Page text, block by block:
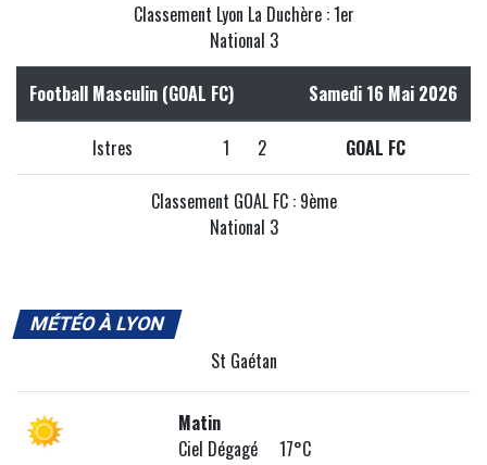
Classement Lyon La Duchère : 1er
National 3
Football Masculin (GOAL FC) Samedi 16 Mai 2026
Istres 1 2 GOAL FC
Classement GOAL FC : 9ème
National 3
MÉTÉO À LYON
St Gaétan
Matin
Ciel Dégagé 17°C